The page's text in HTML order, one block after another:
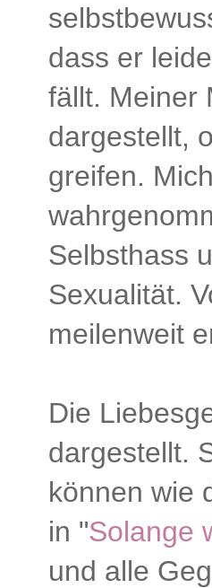
dass er
fällt. Meiner
dargestellt,
greifen.
Selbsthass
Sexualität.
meilenweit
Die
dargestellt.
können wie
in "Solange
und alle